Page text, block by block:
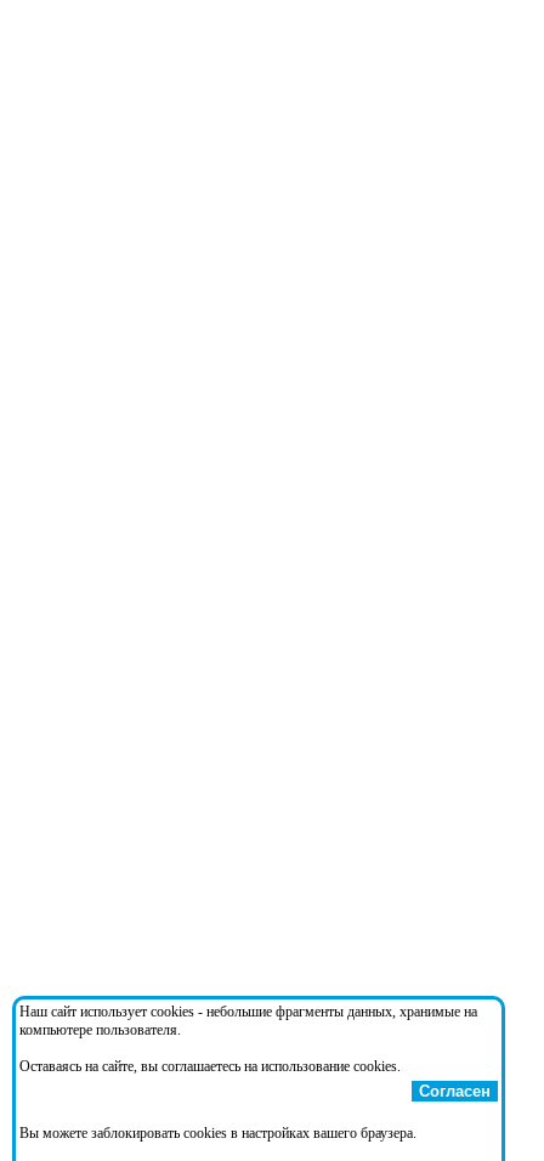
Наш сайт использует cookies - небольшие фрагменты данных, хранимые на
компьютере пользователя.
Оставаясь на сайте, вы соглашаетесь на использование cookies.
Согласен
Вы можете заблокировать cookies в настройках вашего браузера.